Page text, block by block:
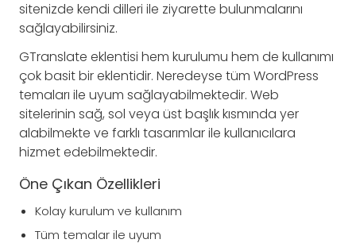
sitenizde kendi dilleri ile ziyarette bulunmalarını
sağlayabilirsiniz.
GTranslate eklentisi hem kurulumu hem de kullanımı
çok basit bir eklentidir. Neredeyse tüm WordPress
temaları ile uyum sağlayabilmektedir. Web
sitelerinin sağ, sol veya üst başlık kısmında yer
alabilmekte ve farklı tasarımlar ile kullanıcılara
hizmet edebilmektedir.
Öne Çıkan Özellikleri
Kolay kurulum ve kullanım
Tüm temalar ile uyum